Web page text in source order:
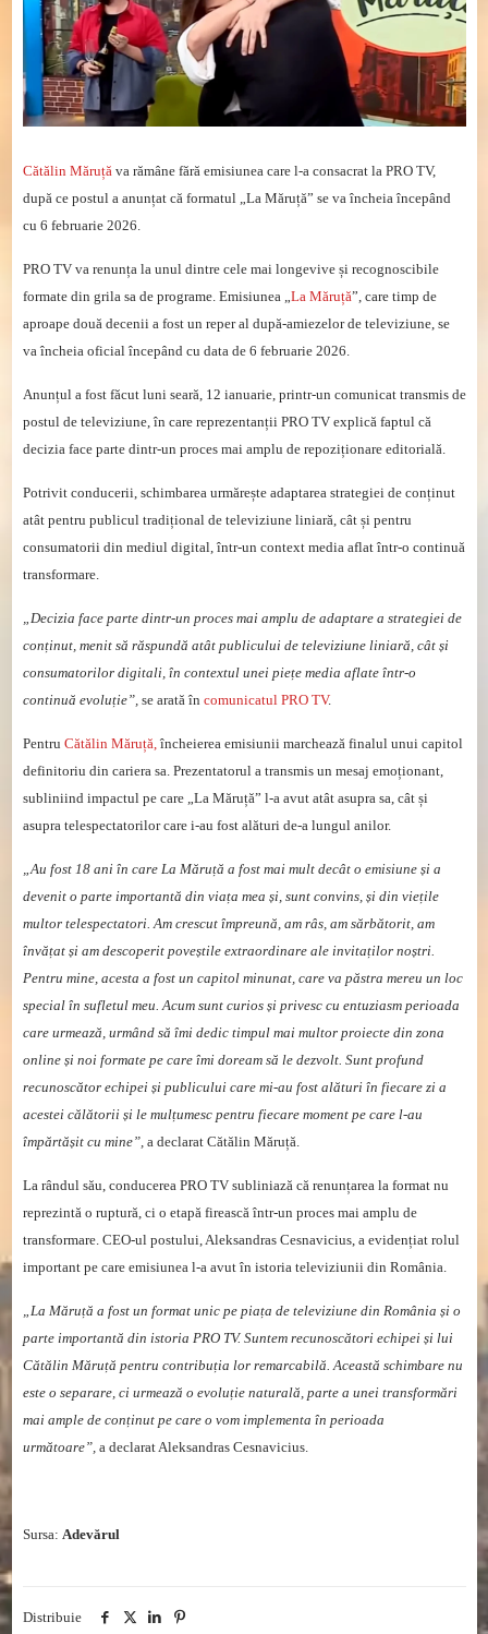
Cătălin Măruță va rămâne fără emisiunea care l-a consacrat la PRO TV,
după ce postul a anunțat că formatul „La Măruță” se va încheia începând
cu 6 februarie 2026.
PRO TV va renunța la unul dintre cele mai longevive și recognoscibile
formate din grila sa de programe. Emisiunea „ La Măruță”, care timp de
aproape două decenii a fost un reper al după-amiezelor de televiziune, se
va încheia oficial începând cu data de 6 februarie 2026.
Anunțul a fost făcut luni seară, 12 ianuarie, printr-un comunicat transmis de
postul de televiziune, în care reprezentanții PRO TV explică faptul că
decizia face parte dintr-un proces mai amplu de repoziționare editorială.
Potrivit conducerii, schimbarea urmărește adaptarea strategiei de conținut
atât pentru publicul tradițional de televiziune liniară, cât și pentru
consumatorii din mediul digital, într-un context media aflat într-o continuă
transformare.
„Decizia face parte dintr-un proces mai amplu de adaptare a strategiei de
conținut, menit să răspundă atât publicului de televiziune liniară, cât și
consumatorilor digitali, în contextul unei piețe media aflate într-o
continuă evoluție”, se arată în comunicatul PRO TV.
Pentru Cătălin Măruță, încheierea emisiunii marchează finalul unui capitol
definitoriu din cariera sa. Prezentatorul a transmis un mesaj emoționant,
subliniind impactul pe care „La Măruță” l-a avut atât asupra sa, cât și
asupra telespectatorilor care i-au fost alături de-a lungul anilor.
„Au fost 18 ani în care La Măruță a fost mai mult decât o emisiune și a
devenit o parte importantă din viața mea și, sunt convins, și din viețile
multor telespectatori. Am crescut împreună, am râs, am sărbătorit, am
învățat și am descoperit poveștile extraordinare ale invitaților noștri.
Pentru mine, acesta a fost un capitol minunat, care va păstra mereu un loc
special în sufletul meu. Acum sunt curios și privesc cu entuziasm perioada
care urmează, urmând să îmi dedic timpul mai multor proiecte din zona
online și noi formate pe care îmi doream să le dezvolt. Sunt profund
recunoscător echipei și publicului care mi-au fost alături în fiecare zi a
acestei călătorii și le mulțumesc pentru fiecare moment pe care l-au
împărtășit cu mine”, a declarat Cătălin Măruță.
La rândul său, conducerea PRO TV subliniază că renunțarea la format nu
reprezintă o ruptură, ci o etapă firească într-un proces mai amplu de
transformare. CEO-ul postului, Aleksandras Cesnavicius, a evidențiat rolul
important pe care emisiunea l-a avut în istoria televiziunii din România.
„La Măruță a fost un format unic pe piața de televiziune din România și o
parte importantă din istoria PRO TV. Suntem recunoscători echipei și lui
Cătălin Măruță pentru contribuția lor remarcabilă. Această schimbare nu
este o separare, ci urmează o evoluție naturală, parte a unei transformări
mai ample de conținut pe care o vom implementa în perioada
următoare”, a declarat Aleksandras Cesnavicius.
Sursa: Adevărul
Distribuie